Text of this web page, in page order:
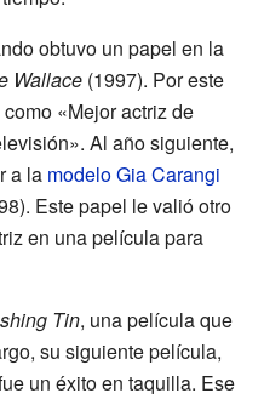
obtuvo un papel en la
Wallace (1997). Por este
como «Mejor actriz de
Al año siguiente,
a la modeloGia Carangi
Este papel le valió otro
en una película para
Tin, una película que
su siguiente película,
un éxito en taquilla. Ese